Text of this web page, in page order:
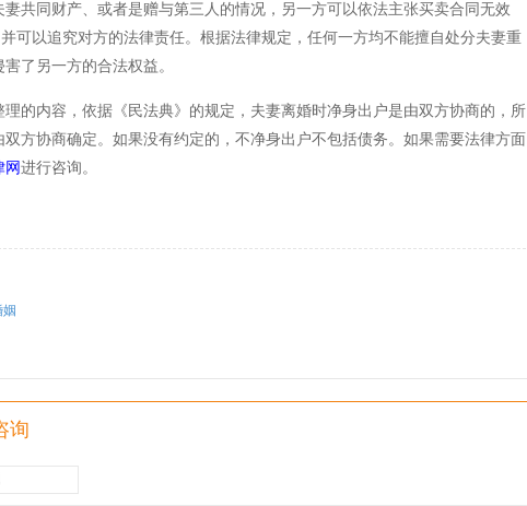
同财产、或者是赠与第三人的情况，另一方可以依法主张买卖合同无效
可以追究对方的法律责任。根据法律规定，任何一方均不能擅自处分夫妻重
了另一方的合法权益。
内容，依据《民法典》的规定，夫妻离婚时净身出户是由双方协商的，所
方协商确定。如果没有约定的，不净身出户不包括债务。如果需要法律方面
网进行咨询。
询